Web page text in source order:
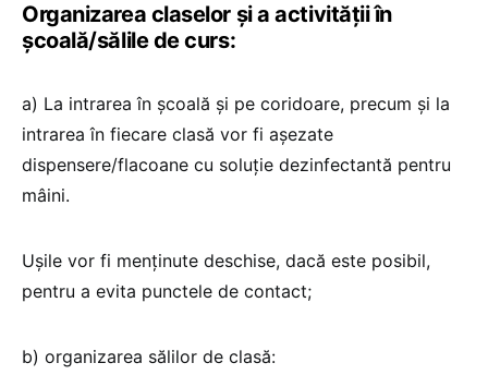
Organizarea claselor și a activității în
școală/sălile de curs:
a) La intrarea în şcoală şi pe coridoare, precum şi la
intrarea în fiecare clasă vor fi aşezate
dispensere/flacoane cu soluţie dezinfectantă pentru
mâini.
Uşile vor fi menţinute deschise, dacă este posibil,
pentru a evita punctele de contact;
b) organizarea sălilor de clasă: